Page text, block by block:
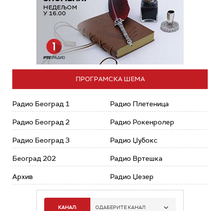
ПРОГРАМСКА ШЕМА
Радио Београд 1
Радио Београд 2
Радио Београд 3
Београд 202
Архив
Радио Плетеница
Радио Рокенролер
Радио Џубокс
Радио Вртешка
Радио Џезер
КАНАЛ: ОДАБЕРИТЕ КАНАЛ